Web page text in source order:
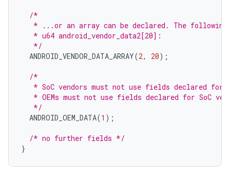
/*
* ...or an array can be declared. The
   * u64 android_vendor_data2[20]:
   */
ANDROID_VENDOR_DATA_ARRAY(2, 20);
/*
* SoC vendors must not use fields declared for
* OEMs must not use fields declared for SoC
   */
ANDROID_OEM_DATA(1 );
/* no further fields */
}